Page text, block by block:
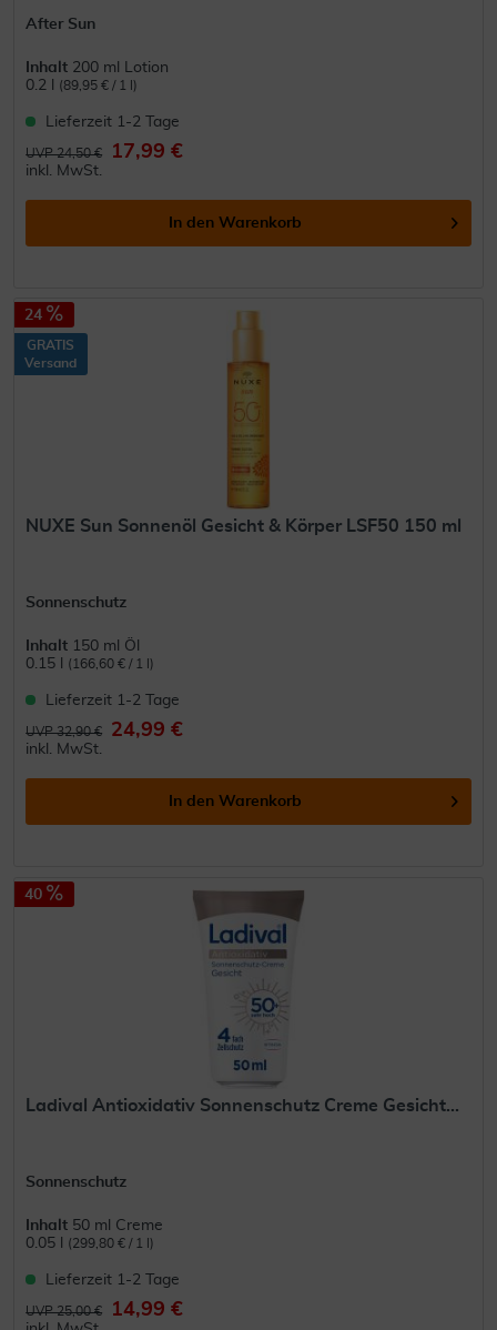
After Sun
Inhalt 200 ml Lotion
0.2 l
(89,95 € / 1 l)
Lieferzeit 1-2 Tage
UVP 24,50 € 17,99 €
inkl. MwSt.
In den Warenkorb
24
GRATIS
Versand
NUXE Sun Sonnenöl Gesicht & Körper LSF50 150 ml
Sonnenschutz
Inhalt 150 ml Öl
0.15 l
(166,60 € / 1 l)
Lieferzeit 1-2 Tage
UVP 32,90 € 24,99 €
inkl. MwSt.
In den Warenkorb
40
Ladival Antioxidativ Sonnenschutz Creme Gesicht...
Sonnenschutz
Inhalt 50 ml Creme
0.05 l
(299,80 € / 1 l)
Lieferzeit 1-2 Tage
UVP 25,00 € 14,99 €